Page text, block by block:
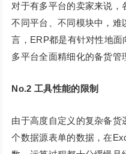
对于有多平台的卖家来说，
不同平台、不同模块中，难
言，ERP都是有针对性地
多平台全面精细化的备货管
No.2 工具性能的限制
由于高度自定义的复杂备货
个数据源表单的数据，在